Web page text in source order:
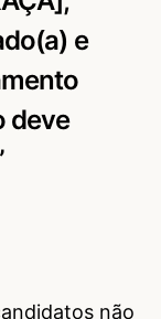
e
deve
não